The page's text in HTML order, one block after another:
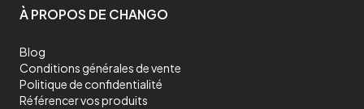
À PROPOS DE CHANGO
Blog
Conditions générales de vente
Politique de confidentialité
Référencer vos produits